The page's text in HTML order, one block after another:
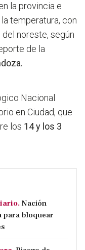
la provincia e
temperatura, con
noreste, según
de la
Nacional
en Ciudad, que
los 14 y los 3
Nación
para bloquear